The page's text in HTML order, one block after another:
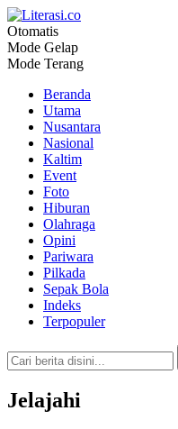
Literasi.co
Pilar Informasi
Otomatis
Mode Gelap
Mode Terang
Beranda
Utama
Nusantara
Nasional
Kaltim
Event
Foto
Hiburan
Olahraga
Opini
Pariwara
Pilkada
Sepak Bola
Indeks
Terpopuler
Jelajahi